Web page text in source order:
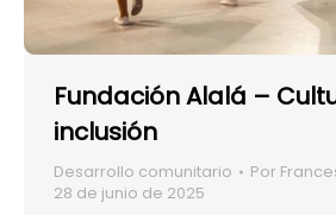
Fundación Alalá –
inclusión
Desarrollo comunitario Por
28 de junio de 2025